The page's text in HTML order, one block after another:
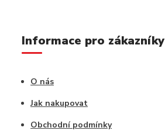
Informace pro zákazníky
O nás
Jak nakupovat
Obchodní podmínky